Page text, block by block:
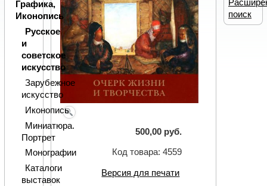
500,00 руб.
Код товара: 4559
Версия для печати
Графика,
Иконопись
Русское
и
советское
искусство
Зарубежное
искусство
Иконопись
Миниатюра.
Портрет
Монографии
Каталоги
выставок
поиск